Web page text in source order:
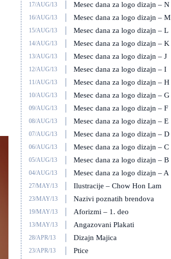
17/AUG/13 Mesec dana za logo dizajn – N
16/AUG/13 Mesec dana za logo dizajn – M
15/AUG/13 Mesec dana za logo dizajn – L
14/AUG/13 Mesec dana za logo dizajn – K
13/AUG/13 Mesec dana za logo dizajn – J
12/AUG/13 Mesec dana za logo dizajn – I
11/AUG/13 Mesec dana za logo dizajn – H
10/AUG/13 Mesec dana za logo dizajn – G
09/AUG/13 Mesec dana za logo dizajn – F
08/AUG/13 Mesec dana za logo dizajn – E
07/AUG/13 Mesec dana za logo dizajn – D
06/AUG/13 Mesec dana za logo dizajn – C
05/AUG/13 Mesec dana za logo dizajn – B
04/AUG/13 Mesec dana za logo dizajn – A
27/MAY/13 Ilustracije – Chow Hon Lam
23/MAY/13 Nazivi poznatih brendova
19/MAY/13 Aforizmi – 1. deo
13/MAY/13 Angazovani Plakati
28/APR/13 Dizajn Majica
23/APR/13 Ptice